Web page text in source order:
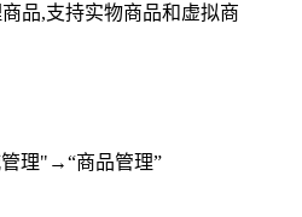
品,支持实物商品和虚拟商
理"→“商品管理”